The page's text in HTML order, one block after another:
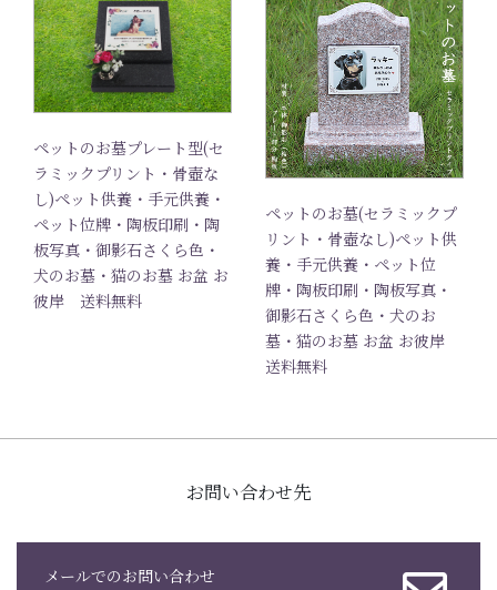
ペットのお墓プレート型(セ
ラミックプリント・骨壺な
し)ペット供養・手元供養・
ペット位牌・陶板印刷・陶
板写真・御影石さくら色・
犬のお墓・猫のお墓 お盆 お
彼岸 送料無料
ペットのお墓(セラミックプ
リント・骨壺なし)ペット供
養・手元供養・ペット位
牌・陶板印刷・陶板写真・
御影石さくら色・犬のお
墓・猫のお墓 お盆 お彼岸
送料無料
お問い合わせ先
メールでのお問い合わせ